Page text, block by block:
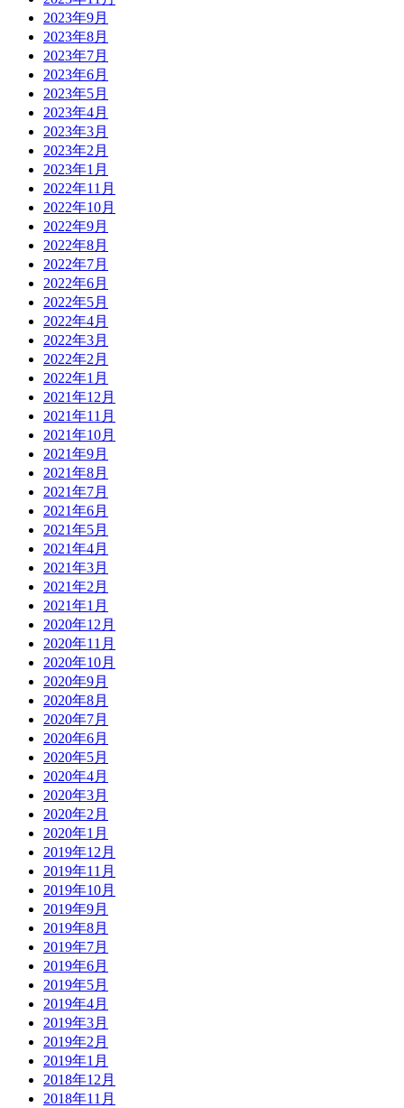
2023年9月
2023年8月
2023年7月
2023年6月
2023年5月
2023年4月
2023年3月
2023年2月
2023年1月
2022年11月
2022年10月
2022年9月
2022年8月
2022年7月
2022年6月
2022年5月
2022年4月
2022年3月
2022年2月
2022年1月
2021年12月
2021年11月
2021年10月
2021年9月
2021年8月
2021年7月
2021年6月
2021年5月
2021年4月
2021年3月
2021年2月
2021年1月
2020年12月
2020年11月
2020年10月
2020年9月
2020年8月
2020年7月
2020年6月
2020年5月
2020年4月
2020年3月
2020年2月
2020年1月
2019年12月
2019年11月
2019年10月
2019年9月
2019年8月
2019年7月
2019年6月
2019年5月
2019年4月
2019年3月
2019年2月
2019年1月
2018年12月
2018年11月